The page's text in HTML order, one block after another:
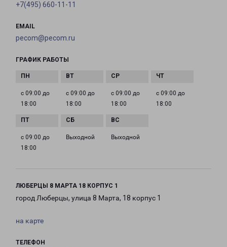
+7(495) 660-11-11
EMAIL
pecom@pecom.ru
ГРАФИК РАБОТЫ
с 09:00 до
18:00
с 09:00 до
18:00
с 09:00 до
18:00
с 09:00 до
18:00
с 09:00 до
18:00
Выходной Выходной
ЛЮБЕРЦЫ 8 МАРТА 18 КОРПУС 1
город Люберцы, улица 8 Марта, 18 корпус 1
на карте
ТЕЛЕФОН